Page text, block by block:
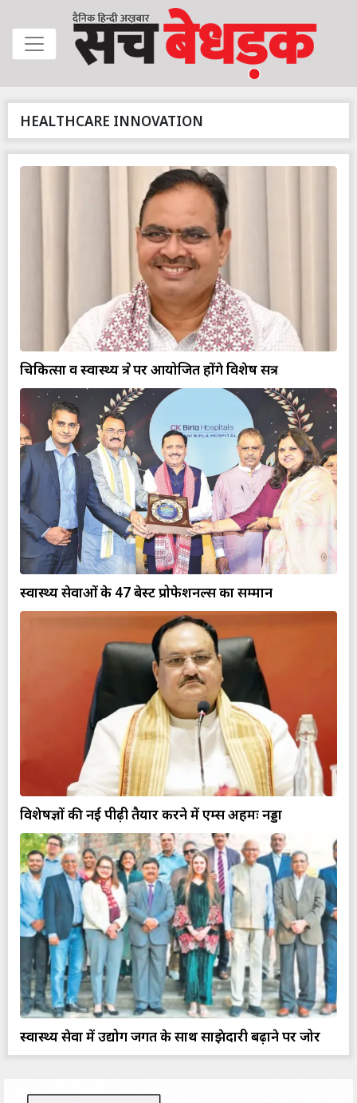
HEALTHCARE INNOVATION
चिकित्सा व स्वास्थ्य क्षेत्र पर आयोजित होंगे विशेष सत्र
स्वास्थ्य सेवाओं के 47 बेस्ट प्रोफेशनल्स का सम्मान
विशेषज्ञों की नई पीढ़ी तैयार करने में एम्स अहमः नड्डा
स्वास्थ्य सेवा में उद्योग जगत के साथ साझेदारी बढ़ाने पर जोर